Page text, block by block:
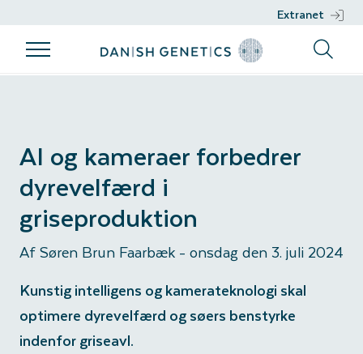
Extranet
Produkter
Vores Racer
Avlsprogram
Avlsfilosofi
Genetisk
arbejde
informationer
Genomisk
selektion
Rådgivning
Nucleus
Management
AI og kameraer forbedrer
dyrevelfærd i
griseproduktion
Af Søren Brun Faarbæk - onsdag den 3. juli 2024
Kunstig intelligens og kamerateknologi skal
optimere dyrevelfærd og søers benstyrke
indenfor griseavl.